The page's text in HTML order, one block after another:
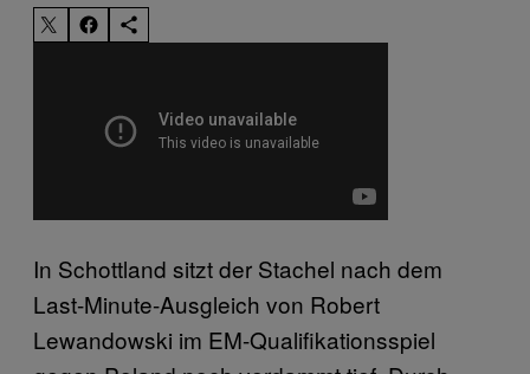
In Schottland sitzt der Stachel nach dem
Last-Minute-Ausgleich von Robert
Lewandowski im EM-Qualifikationsspiel